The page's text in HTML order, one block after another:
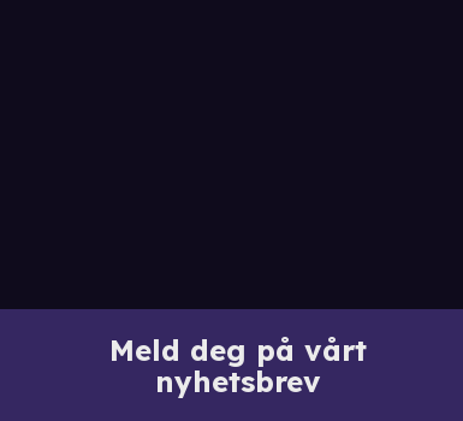
Meld deg på vårt
nyhetsbrev